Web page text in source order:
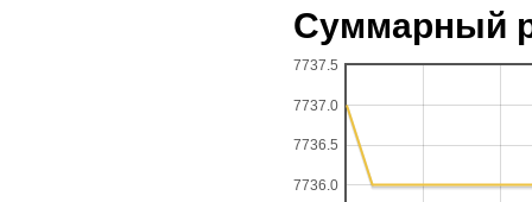
Суммарный
7736.0
7736.5
7737.0
7737.5